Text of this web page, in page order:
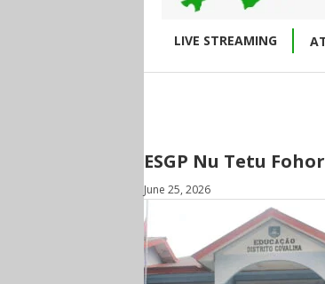
LIVE STREAMING
ESGP Nu Tetu
June 25, 2026